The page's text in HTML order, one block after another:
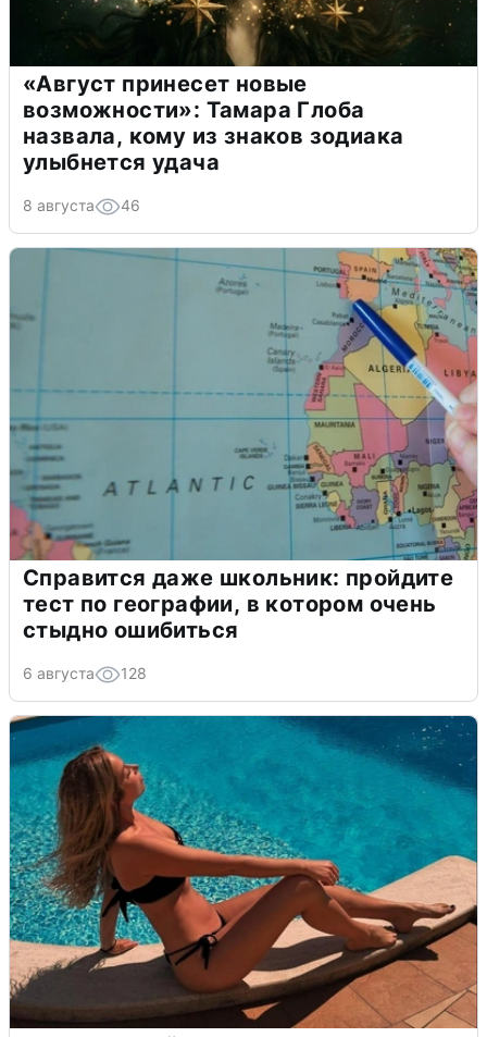
«Август принесет новые
возможности»: Тамара Глоба
назвала, кому из знаков зодиака
улыбнется удача
8 августа 46
Справится даже школьник: пройдите
тест по географии, в котором очень
стыдно ошибиться
6 августа 128